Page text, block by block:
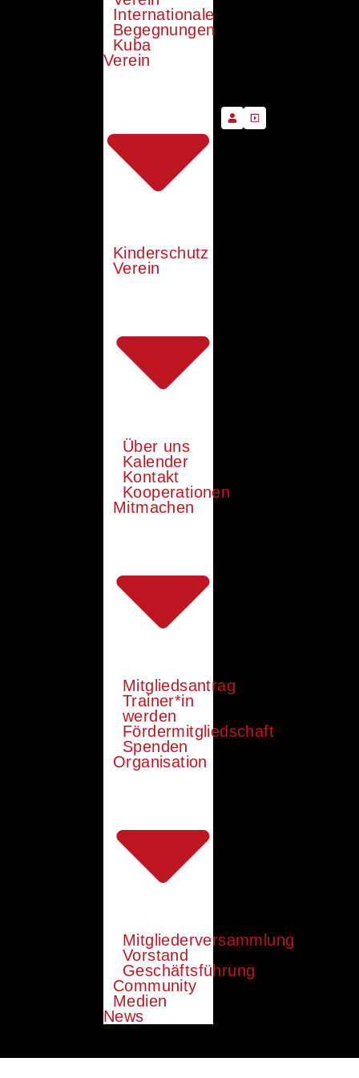
Internationale
Begegnungen
Kuba
Verein
Kinderschutz
Verein
Über uns
Kalender
Kontakt
Kooperationen
Mitmachen
Mitgliedsantrag
Trainer*in
werden
Fördermitgliedschaft
Spenden
Organisation
Mitgliederversammlung
Vorstand
Geschäftsführung
Community
Medien
News